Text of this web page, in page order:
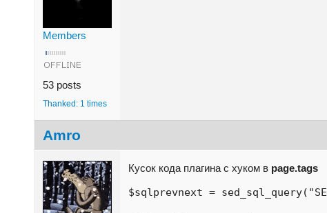
Members
53 posts
Thanked: 1 times
Amro
Кусок кода плагина с хуком в page.tags
$sqlprevnext =